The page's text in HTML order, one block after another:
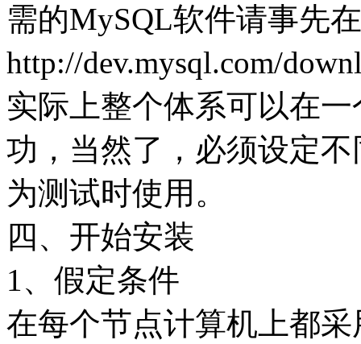
需的MySQL软件请事先在
http://dev.mysql.com/
实际上整个体系可以在
功，当然了，必须设定
为测试时使用。
四、开始安装
1、假定条件
在每个节点计算机上都采